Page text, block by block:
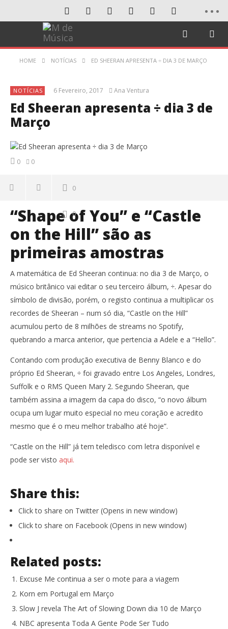
HOME NOTÍCIAS ED SHEERAN APRESENTA ÷ DIA 3 DE MARÇO
NOTÍCIAS 6 Fevereiro, 2017 Ana Ventura
Ed Sheeran apresenta ÷ dia 3 de
Março
0 0
0
0
“Shape of You” e “Castle
on the Hill” são as
primeiras amostras
A matemática de Ed Sheeran continua: no dia 3 de Março, o
músico britânico vai editar o seu terceiro álbum, ÷. Apesar do
símbolo de divisão, porém, o registo continua a multiplicar os
recordes de Sheeran – num só dia, “Castle on the Hill”
acumulou perto de 8 milhões de streams no Spotify,
quebrando a marca anterior, que pertencia a Adele e a “Hello”.
Contando com produção executiva de Benny Blanco e do
próprio Ed Sheeran, ÷ foi gravado entre Los Angeles, Londres,
Suffolk e o RMS Queen Mary 2. Segundo Sheeran, que
também assina a imagem da capa do disco, “o novo álbum
ocupa um lugar muito especial no meu coração e acredito
mesmo que é o meu melhor trabalho até hoje”.
“Castle on the Hill” já tem teledisco com letra disponível e
pode ser visto aqui.
Share this:
Click to share on Twitter (Opens in new window)
Click to share on Facebook (Opens in new window)
Related posts:
Excuse Me continua a ser o mote para a viagem
Korn em Portugal em Março
Slow J revela The Art of Slowing Down dia 10 de Março
NBC apresenta Toda A Gente Pode Ser Tudo